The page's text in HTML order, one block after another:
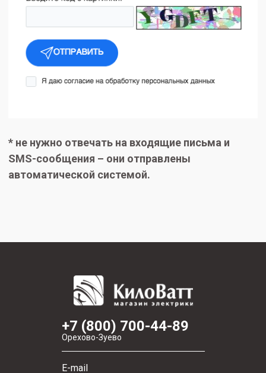
* не нужно отвечать на входящие письма и
SMS-сообщения – они отправлены
автоматической системой.
+7 (800) 700-44-89
Орехово-Зуево
E-mail